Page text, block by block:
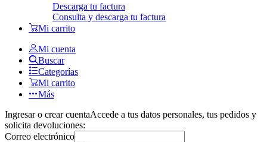
Descarga tu factura
Consulta y descarga tu factura
Mi carrito
Mi cuenta
Buscar
Categorías
Mi carrito
Más
Ingresar o crear cuentaAccede a tus datos personales, tus pedidos y
solicita devoluciones:
Correo electrónico